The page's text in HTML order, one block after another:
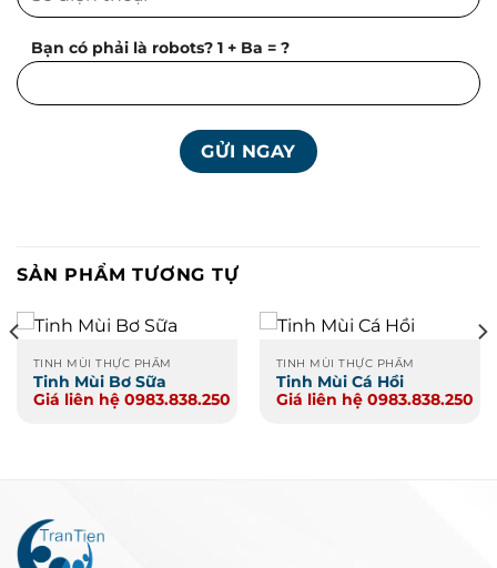
Bạn có phải là robots? 1 + Ba = ?
SẢN PHẨM TƯƠNG TỰ
TINH MÙI THỰC PHẨM
Tinh Mùi Bơ Sữa
Giá liên hệ 0983.838.250
TINH MÙI THỰC PHẨM
Tinh Mùi Cá Hồi
Giá liên hệ 0983.838.250